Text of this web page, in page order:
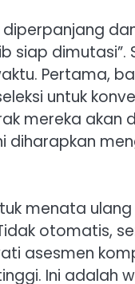
siap dimutasi”.
Pertama,
untuk
mereka akan
diharapkan
menata
otomatis,
asesmen
Ini adalah